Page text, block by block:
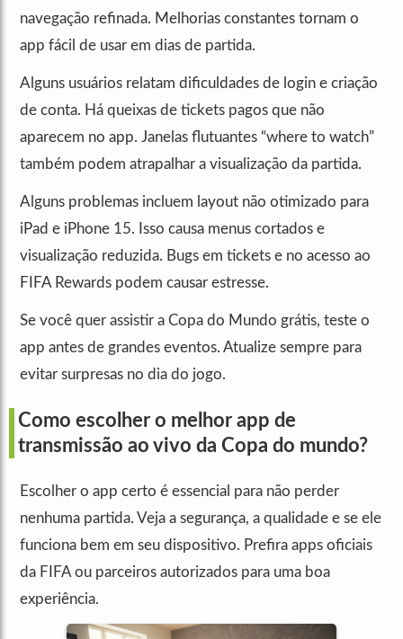
navegação refinada. Melhorias constantes tornam o
app fácil de usar em dias de partida.
Alguns usuários relatam dificuldades de login e criação
de conta. Há queixas de tickets pagos que não
aparecem no app. Janelas flutuantes “where to watch”
também podem atrapalhar a visualização da partida.
Alguns problemas incluem layout não otimizado para
iPad e iPhone 15. Isso causa menus cortados e
visualização reduzida. Bugs em tickets e no acesso ao
FIFA Rewards podem causar estresse.
Se você quer assistir a Copa do Mundo grátis, teste o
app antes de grandes eventos. Atualize sempre para
evitar surpresas no dia do jogo.
Como escolher o melhor app de
transmissão ao vivo da Copa do mundo?
Escolher o app certo é essencial para não perder
nenhuma partida. Veja a segurança, a qualidade e se ele
funciona bem em seu dispositivo. Prefira apps oficiais
da FIFA ou parceiros autorizados para uma boa
experiência.